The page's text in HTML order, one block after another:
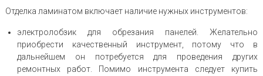
Отделка ламинатом включает наличие нужных инструментов:
электролобзик для обрезания панелей. Желательно
приобрести качественный инструмент, потому что в
дальнейшем он потребуется для проведения других
ремонтных работ. Помимо инструмента следует купить